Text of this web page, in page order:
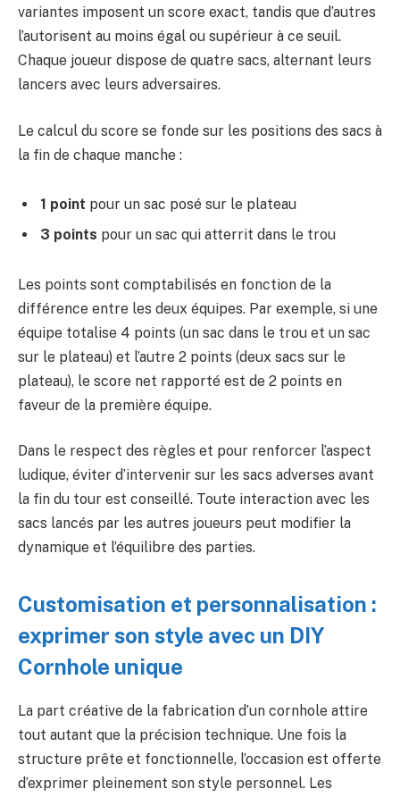
variantes imposent un score exact, tandis que d’autres
l’autorisent au moins égal ou supérieur à ce seuil.
Chaque joueur dispose de quatre sacs, alternant leurs
lancers avec leurs adversaires.
Le calcul du score se fonde sur les positions des sacs à
la fin de chaque manche :
1 point pour un sac posé sur le plateau
3 points pour un sac qui atterrit dans le trou
Les points sont comptabilisés en fonction de la
différence entre les deux équipes. Par exemple, si une
équipe totalise 4 points (un sac dans le trou et un sac
sur le plateau) et l’autre 2 points (deux sacs sur le
plateau), le score net rapporté est de 2 points en
faveur de la première équipe.
Dans le respect des règles et pour renforcer l’aspect
ludique, éviter d’intervenir sur les sacs adverses avant
la fin du tour est conseillé. Toute interaction avec les
sacs lancés par les autres joueurs peut modifier la
dynamique et l’équilibre des parties.
Customisation et personnalisation :
exprimer son style avec un DIY
Cornhole unique
La part créative de la fabrication d’un cornhole attire
tout autant que la précision technique. Une fois la
structure prête et fonctionnelle, l’occasion est offerte
d’exprimer pleinement son style personnel. Les